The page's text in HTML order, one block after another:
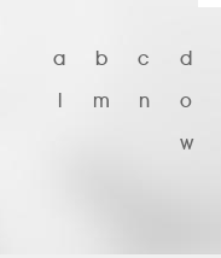
a b c d
m n o
w